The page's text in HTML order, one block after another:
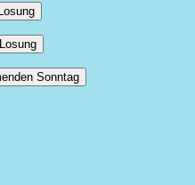
Sonntag